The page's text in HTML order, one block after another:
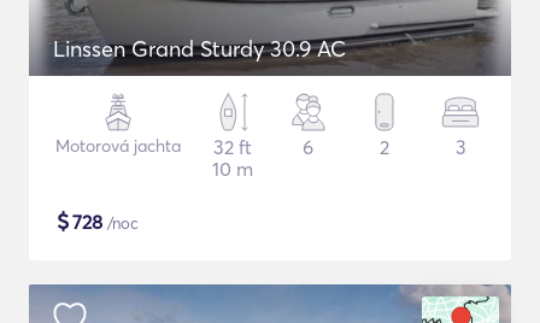
Linssen Grand Sturdy 30.9 AC
Motorová jachta
32 ft
10 m
6 2 3
$728 /noc